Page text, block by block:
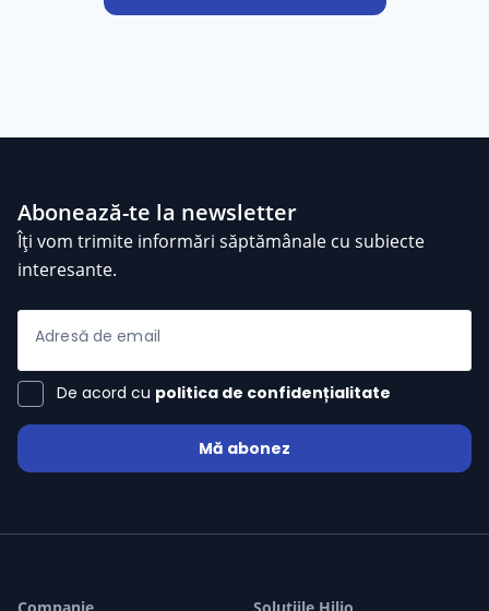
starstar
Abonează-te la newsletter
Îți vom trimite informări săptămânale cu subiecte
interesante.
Adresă de email
De acord cu politica de confidențialitate
Mă abonez
Companie Soluțiile Hilio